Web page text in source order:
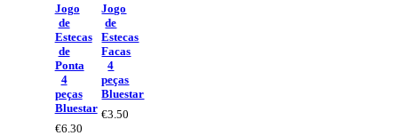
Jogo
de
Estecas
de
Ponta
4
peças
Bluestar
€6.30
Jogo
de
Estecas
Facas
4
peças
Bluestar
€3.50